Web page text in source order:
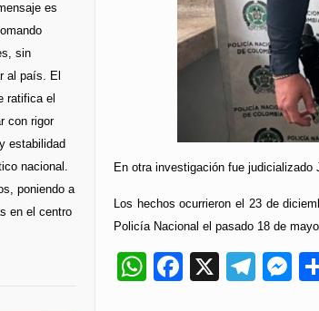
En otra investigación fue judicializado
Los hechos ocurrieron el 23 de
Policía Nacional el pasado 18 de
WhatsApp
Facebook
X
es
sin
al país. El
ratifica el
con rigor
estabilidad
nacional.
poniendo a
en el centro